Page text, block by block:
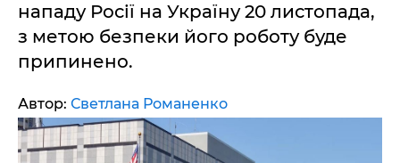
нападу Росії на Україну 20 листопада,
з метою безпеки його роботу буде
припинено.
Автор: Светлана Романенко